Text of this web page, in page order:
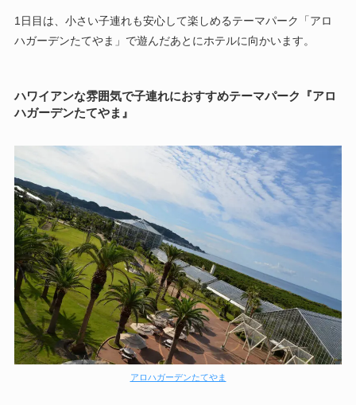
1日目は、小さい子連れも安心して楽しめるテーマパーク「アロ
ハガーデンたてやま」で遊んだあとにホテルに向かいます。
ハワイアンな雰囲気で子連れにおすすめテーマパーク『アロ
ハガーデンたてやま』
アロハガーデンたてやま